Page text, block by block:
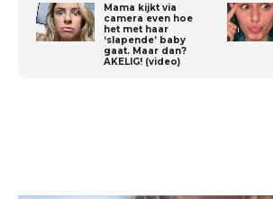
Mama kijkt via
camera even hoe
het met haar
‘slapende’ baby
gaat. Maar dan?
AKELIG! (video)